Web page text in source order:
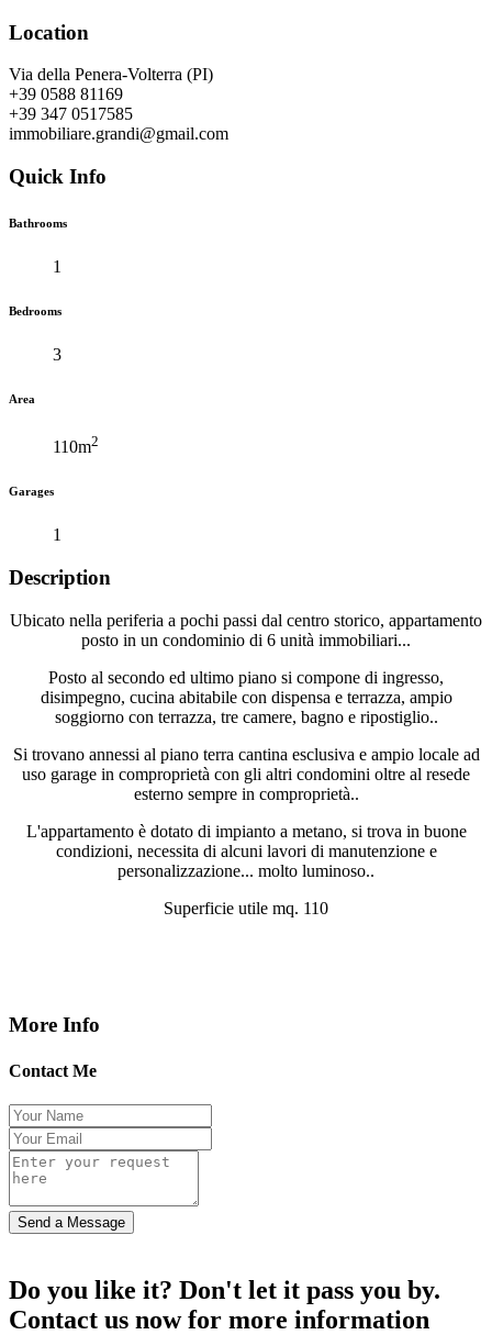
Location
Via della Penera-Volterra (PI)
+39 0588 81169
+39 347 0517585
immobiliare.grandi@gmail.com
Quick Info
Bathrooms
1
Bedrooms
3
Area
110m2
Garages
1
Description
Ubicato nella periferia a pochi passi dal centro storico, appartamento
posto in un condominio di 6 unità immobiliari...
Posto al secondo ed ultimo piano si compone di ingresso,
disimpegno, cucina abitabile con dispensa e terrazza, ampio
soggiorno con terrazza, tre camere, bagno e ripostiglio..
Si trovano annessi al piano terra cantina esclusiva e ampio locale ad
uso garage in comproprietà con gli altri condomini oltre al resede
esterno sempre in comproprietà..
L'appartamento è dotato di impianto a metano, si trova in buone
condizioni, necessita di alcuni lavori di manutenzione e
personalizzazione... molto luminoso..
Superficie utile mq. 110
More Info
Contact Me
Send a Message
Do you like it? Don't let it pass you by.
Contact us now for more information